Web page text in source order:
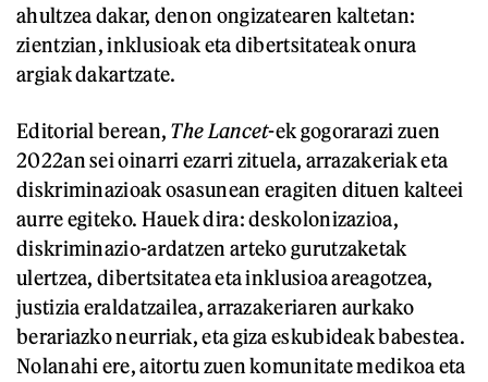
ahultzea dakar, denon ongizatearen kaltetan:
zientzian, inklusioak eta dibertsitateak onura
argiak dakartzate.
Editorial berean, The Lancet-ek gogorarazi zuen
2022an sei oinarri ezarri zituela, arrazakeriak eta
diskriminazioak osasunean eragiten dituen kalteei
aurre egiteko. Hauek dira: deskolonizazioa,
diskriminazio-ardatzen arteko gurutzaketak
ulertzea, dibertsitatea eta inklusioa areagotzea,
justizia eraldatzailea, arrazakeriaren aurkako
berariazko neurriak, eta giza eskubideak babestea.
Nolanahi ere, aitortu zuen komunitate medikoa eta